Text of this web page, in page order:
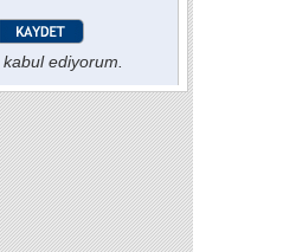
kabul ediyorum.